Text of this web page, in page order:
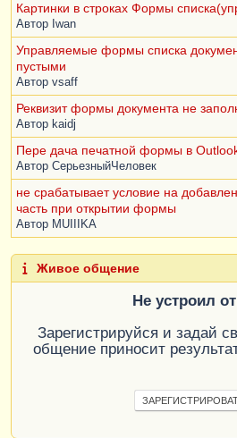
Картинки в строках Формы
Автор Iwan
Управляемые формы списка
пустыми
Автор vsaff
Реквизит формы документа не
Автор kaidj
Пере дача печатной формы в
Автор СерьезныйЧеловек
не срабатывает условие на
часть при открытии формы
Автор MUIIIKA
Живое общение
Не устроил
Зарегистрируйся и задай
общение приносит